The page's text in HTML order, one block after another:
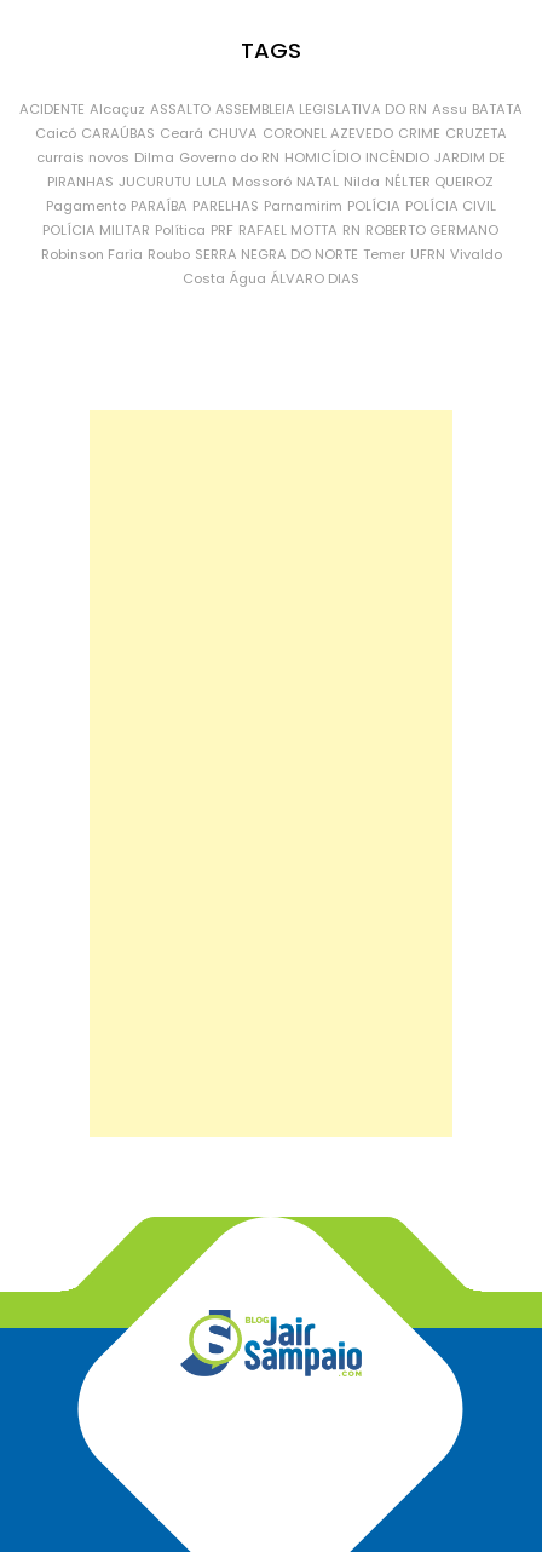
TAGS
ACIDENTE Alcaçuz ASSALTO ASSEMBLEIA LEGISLATIVA DO RN Assu BATATA
Caicó CARAÚBAS Ceará CHUVA CORONEL AZEVEDO CRIME CRUZETA
currais novos Dilma Governo do RN HOMICÍDIO INCÊNDIO JARDIM DE
PIRANHAS JUCURUTU LULA Mossoró NATAL Nilda NÉLTER QUEIROZ
Pagamento PARAÍBA PARELHAS Parnamirim POLÍCIA POLÍCIA CIVIL
POLÍCIA MILITAR Política PRF RAFAEL MOTTA RN ROBERTO GERMANO
Robinson Faria Roubo SERRA NEGRA DO NORTE Temer UFRN Vivaldo
Costa Água ÁLVARO DIAS